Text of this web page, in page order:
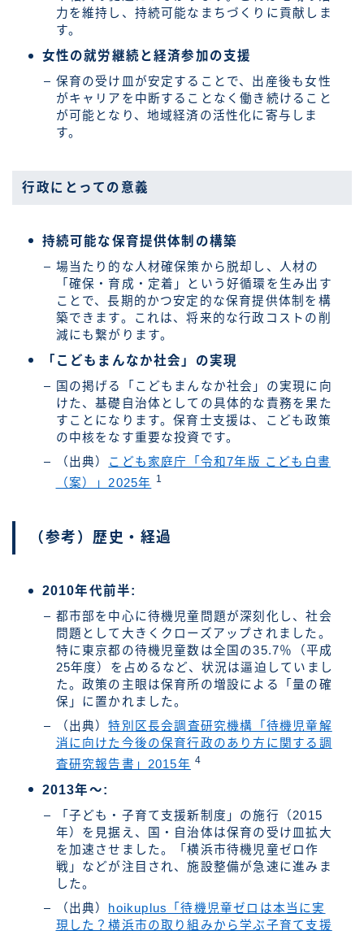
力を維持し、持続可能なまちづくりに貢献しま
す。
女性の就労継続と経済参加の支援
保育の受け皿が安定することで、出産後も女性
がキャリアを中断することなく働き続けること
が可能となり、地域経済の活性化に寄与しま
す。
行政にとっての意義
持続可能な保育提供体制の構築
場当たり的な人材確保策から脱却し、人材の
「確保・育成・定着」という好循環を生み出す
ことで、長期的かつ安定的な保育提供体制を構
築できます。これは、将来的な行政コストの削
減にも繋がります。
「こどもまんなか社会」の実現
国の掲げる「こどもまんなか社会」の実現に向
けた、基礎自治体としての具体的な責務を果た
すことになります。保育士支援は、こども政策
の中核をなす重要な投資です。
（出典）
こども家庭庁「令和7年版 こども白書
（案）」2025年
1
（参考）歴史・経過
2010年代前半:
都市部を中心に待機児童問題が深刻化し、社会
問題として大きくクローズアップされました。
特に東京都の待機児童数は全国の35.7％（平成
25年度）を占めるなど、状況は逼迫していまし
た。政策の主眼は保育所の増設による「量の確
保」に置かれました。
（出典）特別区長会調査研究機構「待機児童解
消に向けた今後の保育行政のあり方に関する調
査研究報告書」2015年 4
2013年～:
「子ども・子育て支援新制度」の施行（2015
年）を見据え、国・自治体は保育の受け皿拡大
を加速させました。「横浜市待機児童ゼロ作
戦」などが注目され、施設整備が急速に進みま
した。
（出典）
hoikuplus「待機児童ゼロは本当に実
現した？横浜市の取り組みから学ぶ子育て支援